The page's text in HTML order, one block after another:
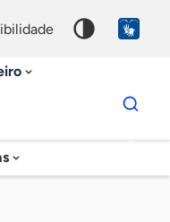
Dados
para
chave